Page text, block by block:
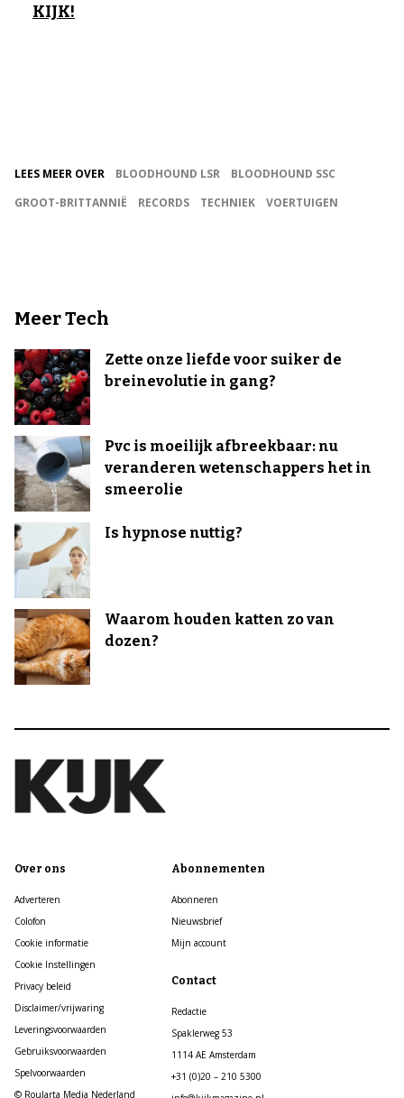
KIJK!
LEES MEER OVER BLOODHOUND LSR
BLOODHOUND SSC
GROOT-BRITTANNIË
RECORDS TECHNIEK VOERTUIGEN
Meer Tech
Zette onze liefde voor suiker de
breinevolutie in gang?
Pvc is moeilijk afbreekbaar: nu
veranderen wetenschappers het in
smeerolie
Is hypnose nuttig?
Waarom houden katten zo van
dozen?
Over ons
Adverteren
Colofon
Cookie informatie
Cookie Instellingen
Privacy beleid
Disclaimer/vrijwaring
Leveringsvoorwaarden
Gebruiksvoorwaarden
Spelvoorwaarden
© Roularta Media Nederland
Abonnementen
Abonneren
Nieuwsbrief
Mijn account
Contact
Redactie
Spaklerweg 53
1114 AE Amsterdam
+31 (0)20 – 210 5300